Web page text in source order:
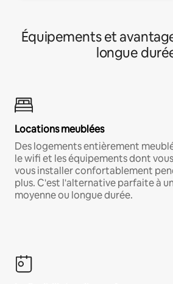
Équipements et
longue
Locations meublées
Des logements entièrement
le wifi et les équipements dont
vous installer confortablement
plus. C'est l'alternative parfaite à
moyenne ou longue durée.